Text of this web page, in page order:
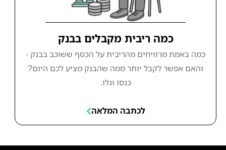
כמה ריבית מקבלים בבנק
כמה באמת מרוויחים מהריבית על הכסף ששוכב בבנק -
והאם אפשר לקבל יותר ממה שהבנק מציע לכם היום?
כנסו וגלו.
לכתבה המלאה